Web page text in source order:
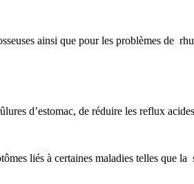
ainsi que pour les problèmes de
d’estomac, de réduire les reflux
liés à certaines maladies telles que